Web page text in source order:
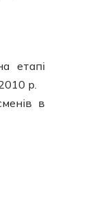
етапі
р.
в